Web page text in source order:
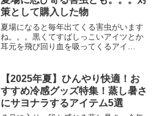
み会で終...
策として購入した物
夏場になると毎年出てくる害虫がいます
ね。。。黒くてすばしっこいアイツとか
耳元を飛び回り血を吸ってくるアイ
ることにまずはこれ、ゴキブリが侵入し
そうな場所に噴射しておけば奴...
【2025年夏】ひんやり快適！お
すすめ冷感グッズ特集！蒸し暑さ
にサヨナラするアイテム5選